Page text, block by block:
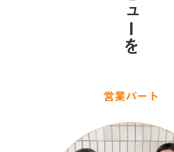
営業パート